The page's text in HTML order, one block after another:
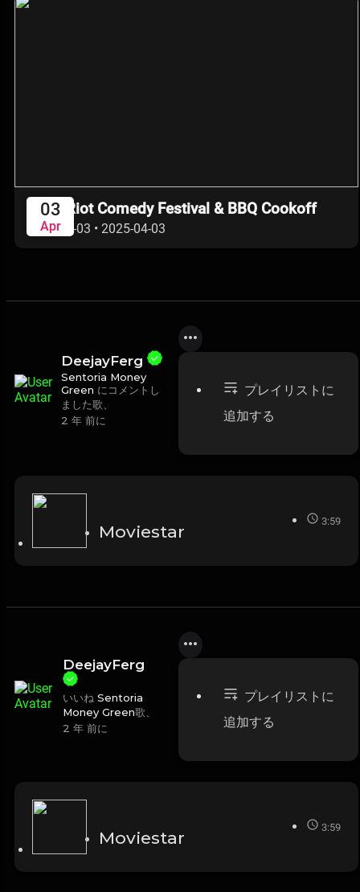
03
Apr
2025 Riot Comedy Festival & BBQ Cookoff
2025-04-03 • 2025-04-03
DeejayFerg
Sentoria Money
Green にコメントし
ました歌、
2 年 前に
プレイリストに
追加する
Moviestar
3:59
DeejayFerg
いいねSentoria
Money Green歌、
2 年 前に
プレイリストに
追加する
Moviestar
3:59